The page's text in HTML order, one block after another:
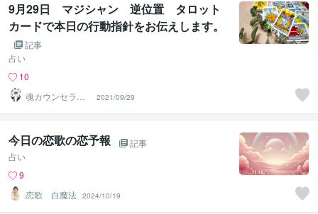
9月29日 マジシャン 逆位置 タロット
カードで本日の行動指針をお伝えします。
記事
占い
10
魂カウンセラー
✨ あきほ（aki
ho）
2021/09/29
今日の恋歌の恋予報
記事
占い
9
恋歌 白魔法 2024/10/19